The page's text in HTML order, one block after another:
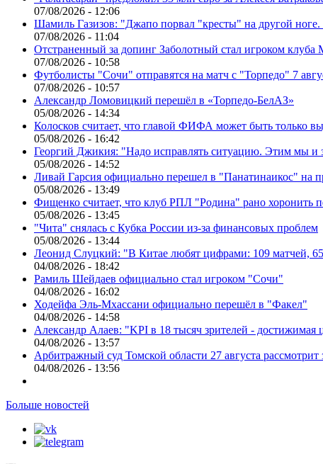
07/08/2026 - 12:06
Шамиль Газизов: "Джапо порвал "кресты" на другой ноге.
07/08/2026 - 11:04
Отстраненный за допинг Заболотный стал игроком
07/08/2026 - 10:58
Футболисты "Сочи" отправятся на матч с "Торпедо" 7
07/08/2026 - 10:57
Александр Ломовицкий перешёл в «Торпедо-БелАЗ»
05/08/2026 - 14:34
Колосков считает, что главой ФИФА может быть только
05/08/2026 - 16:42
Георгий Джикия: "Надо исправлять ситуацию. Этим мы и
05/08/2026 - 14:52
Ливай Гарсия официально перешел в "Панатинаикос" на
05/08/2026 - 13:49
Фищенко считает, что клуб РПЛ "Родина" рано хоронить
05/08/2026 - 13:45
"Чита" снялась с Кубка России из-за финансовых проблем
05/08/2026 - 13:44
Леонид Слуцкий: "В Китае любят цифрами: 109 матчей,
04/08/2026 - 18:42
Рамиль Шейдаев официально стал игроком "Сочи"
04/08/2026 - 16:02
Ходейфа Эль-Мхассани официально перешёл в "Факел"
04/08/2026 - 14:58
Александр Алаев: "KPI в 18 тысяч зрителей -
04/08/2026 - 13:57
Арбитражный суд Томской области 27 августа
04/08/2026 - 13:56
Больше новостей